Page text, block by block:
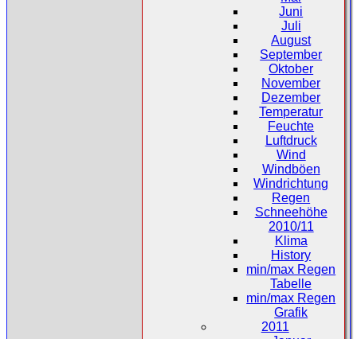
Juni
Juli
August
September
Oktober
November
Dezember
Temperatur
Feuchte
Luftdruck
Wind
Windböen
Windrichtung
Regen
Schneehöhe
2010/11
Klima
History
min/max Regen
Tabelle
min/max Regen
Grafik
2011